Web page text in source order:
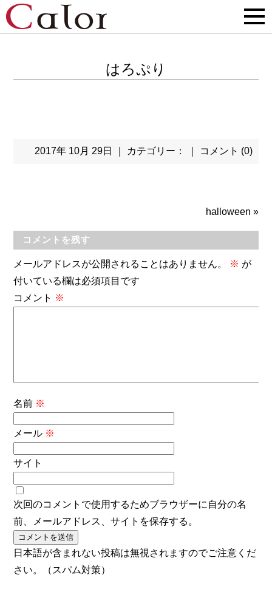
はろぷり
2017年 10月 29日 ｜ カテゴリー： ｜ コメント (0)
halloween »
コメントを残す
メールアドレスが公開されることはありません。 ※ が
付いている欄は必須項目です
コメント ※
名前 ※
メール ※
サイト
次回のコメントで使用するためブラウザーに自分の名
前、メールアドレス、サイトを保存する。
日本語が含まれない投稿は無視されますのでご注意くだ
さい。（スパム対策）